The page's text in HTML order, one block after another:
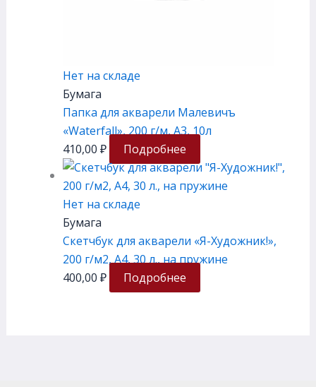
Нет на складе
Бумага
Папка для акварели Малевичъ
«Waterfall», 200 г/м, А3, 10л
410,00 ₽ Подробнее
Нет на складе
Бумага
Скетчбук для акварели «Я-Художник!»,
200 г/м2, А4, 30 л., на пружине
400,00 ₽ Подробнее